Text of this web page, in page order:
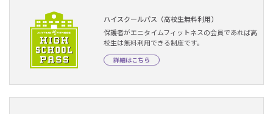
ハイスクールパス（高校生無料利用）
保護者がエニタイムフィットネスの会員であれば高
校生は無料利用できる制度です。
詳細はこちら